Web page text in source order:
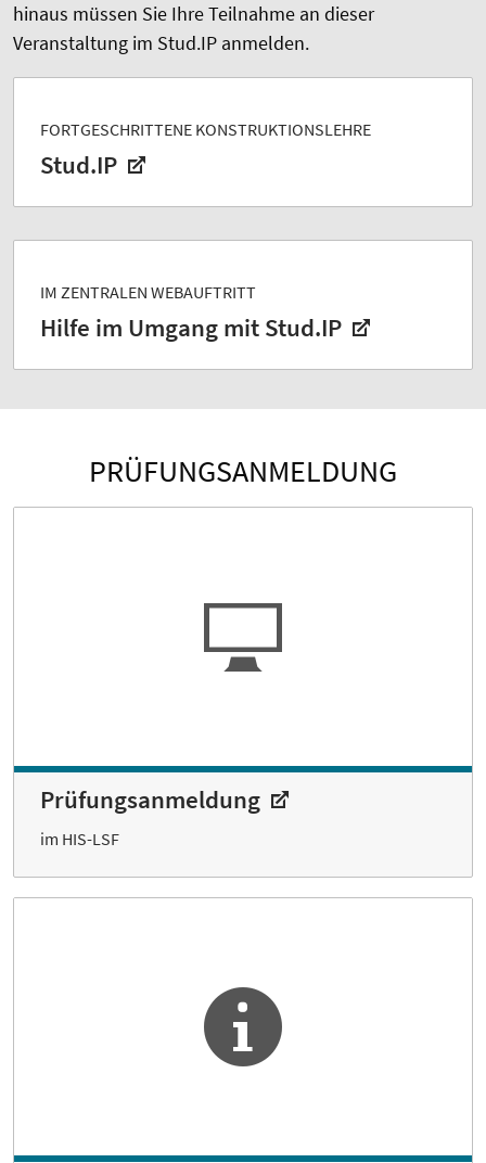
hinaus müssen Sie Ihre Teilnahme an dieser
Veranstaltung im Stud.IP anmelden.
FORTGESCHRITTENE KONSTRUKTIONSLEHRE
Stud.IP
IM ZENTRALEN WEBAUFTRITT
Hilfe im Umgang mit Stud.IP
PRÜFUNGSANMELDUNG
Prüfungs­anmeldung
im HIS-LSF